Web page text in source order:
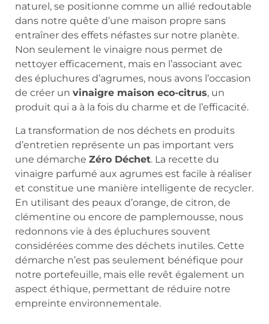
naturel, se positionne comme un allié redoutable
dans notre quête d’une maison propre sans
entraîner des effets néfastes sur notre planète.
Non seulement le vinaigre nous permet de
nettoyer efficacement, mais en l’associant avec
des épluchures d’agrumes, nous avons l’occasion
de créer un vinaigre maison eco-citrus, un
produit qui a à la fois du charme et de l’efficacité.
La transformation de nos déchets en produits
d’entretien représente un pas important vers
une démarche Zéro Déchet. La recette du
vinaigre parfumé aux agrumes est facile à réaliser
et constitue une manière intelligente de recycler.
En utilisant des peaux d’orange, de citron, de
clémentine ou encore de pamplemousse, nous
redonnons vie à des épluchures souvent
considérées comme des déchets inutiles. Cette
démarche n’est pas seulement bénéfique pour
notre portefeuille, mais elle revêt également un
aspect éthique, permettant de réduire notre
empreinte environnementale.